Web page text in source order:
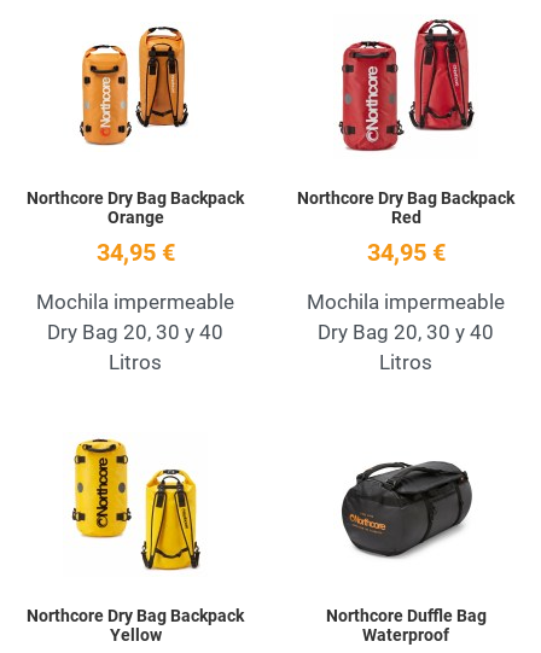
Quick View
Northcore Dry Bag Backpack
Orange
34,95 €
Mochila impermeable
Dry Bag 20, 30 y 40
Litros
Northcore Dry Bag Backpack
Red
34,95 €
Mochila impermeable
Dry Bag 20, 30 y 40
Litros
Quick View
Northcore Dry Bag Backpack
Yellow
Northcore Duffle Bag
Waterproof